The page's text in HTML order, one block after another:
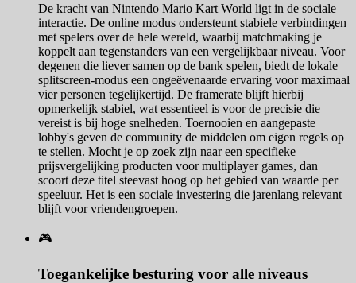
De kracht van Nintendo Mario Kart World ligt in de sociale
interactie. De online modus ondersteunt stabiele verbindingen
met spelers over de hele wereld, waarbij matchmaking je
koppelt aan tegenstanders van een vergelijkbaar niveau. Voor
degenen die liever samen op de bank spelen, biedt de lokale
splitscreen-modus een ongeëvenaarde ervaring voor maximaal
vier personen tegelijkertijd. De framerate blijft hierbij
opmerkelijk stabiel, wat essentieel is voor de precisie die
vereist is bij hoge snelheden. Toernooien en aangepaste
lobby's geven de community de middelen om eigen regels op
te stellen. Mocht je op zoek zijn naar een specifieke
prijsvergelijking producten voor multiplayer games, dan
scoort deze titel steevast hoog op het gebied van waarde per
speeluur. Het is een sociale investering die jarenlang relevant
blijft voor vriendengroepen.
🎮
Toegankelijke besturing voor alle niveaus